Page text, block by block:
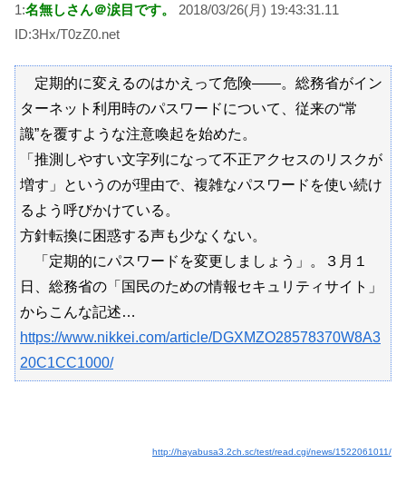
1:名無しさん＠涙目です。
2018/03/26(月) 19:43:31.11
ID:3Hx/T0zZ0.net
定期的に変えるのはかえって危険――。総務省がイン
ターネット利用時のパスワードについて、従来の“常
識”を覆すような注意喚起を始めた。
「推測しやすい文字列になって不正アクセスのリスクが
増す」というのが理由で、複雑なパスワードを使い続け
るよう呼びかけている。
方針転換に困惑する声も少なくない。
「定期的にパスワードを変更しましょう」。３月１
日、総務省の「国民のための情報セキュリティサイト」
からこんな記述…
https://www.nikkei.com/article/DGXMZO28578370W8A3
20C1CC1000/
http://hayabusa3.2ch.sc/test/read.cgi/news/1522061011/